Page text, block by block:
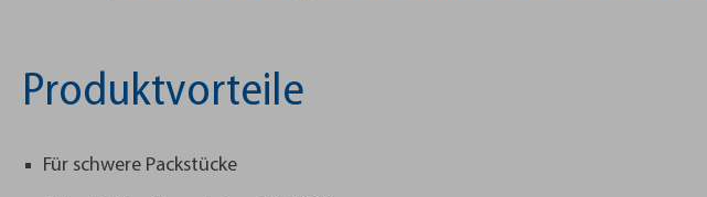
Produktvorteile
Für schwere Packstücke